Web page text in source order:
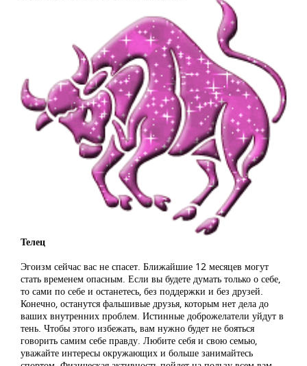
Телец
Эгоизм сейчас вас не спасет. Ближайшие 12 месяцев могут
стать временем опасным. Если вы будете думать только о себе,
то сами по себе и останетесь, без поддержки и без друзей.
Конечно, останутся фальшивые друзья, которым нет дела до
ваших внутренних проблем. Истинные доброжелатели уйдут в
тень. Чтобы этого избежать, вам нужно будет не бояться
говорить самим себе правду. Любите себя и свою семью,
уважайте интересы окружающих и больше занимайтесь